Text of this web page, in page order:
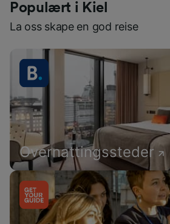
Populært i Kiel
La oss skape en god reise
Overnattingssteder